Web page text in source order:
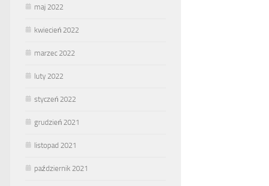
maj 2022
kwiecień 2022
marzec 2022
luty 2022
styczeń 2022
grudzień 2021
listopad 2021
październik 2021